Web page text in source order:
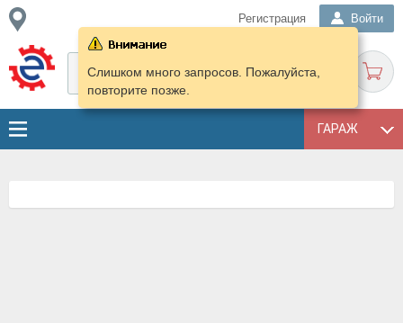
Регистрация Войти
ГАРАЖ
Слишком много запросов. Пожалуйста,
повторите позже.